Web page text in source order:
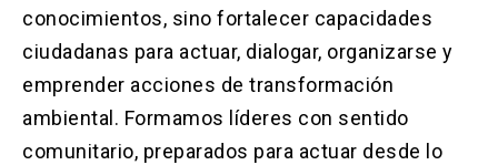
conocimientos, sino fortalecer capacidades
ciudadanas para actuar, dialogar, organizarse y
emprender acciones de transformación
ambiental. Formamos líderes con sentido
comunitario, preparados para actuar desde lo